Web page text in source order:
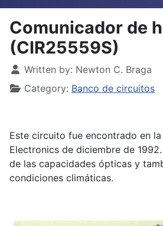
Comunicador de
(CIR25559S)
Details
Written by: Newton C. Braga
Category: Banco de circuitos
Este circuito fue encontrado en
Electronics de diciembre de
de las capacidades ópticas y
condiciones climáticas.